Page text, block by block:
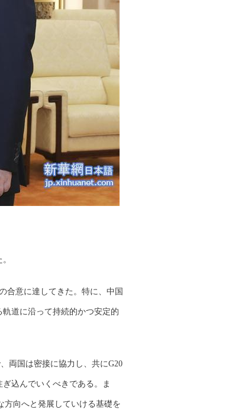
合意に達してきた。特に、中国
道に沿って持続的かつ安定的
両国は密接に協力し、共にG20
込んでいくべきである。ま
方向へと発展していける基礎を